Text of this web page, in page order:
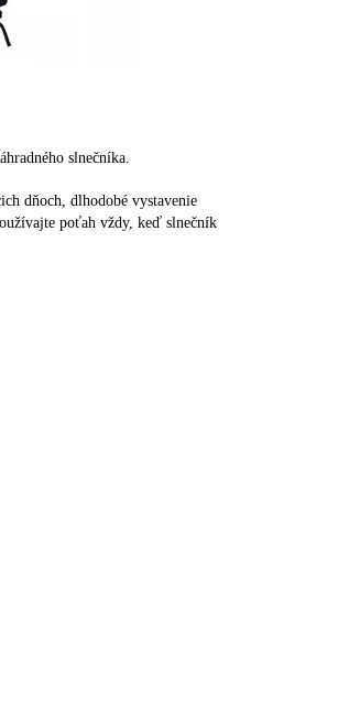
slnečníka.
dňoch, dlhodobé vystavenie
poťah vždy, keď slnečník